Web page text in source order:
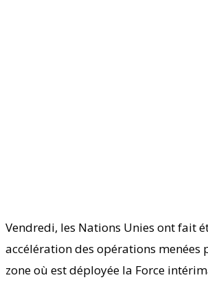
Vendredi, les Nations Unies ont fait
accélération des opérations menées
zone où est déployée la Force